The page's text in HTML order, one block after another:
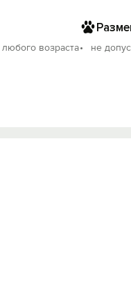
и заботливым!
возраста не